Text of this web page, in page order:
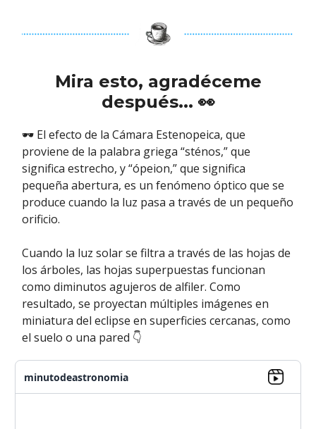
Mira esto, agradéceme
después... 👀
🕶 El efecto de la Cámara Estenopeica, que
proviene de la palabra griega “sténos,” que
significa estrecho, y “ópeion,” que significa
pequeña abertura, es un fenómeno óptico que se
produce cuando la luz pasa a través de un pequeño
orificio.
Cuando la luz solar se filtra a través de las hojas de
los árboles, las hojas superpuestas funcionan
como diminutos agujeros de alfiler. Como
resultado, se proyectan múltiples imágenes en
miniatura del eclipse en superficies cercanas, como
el suelo o una pared 👇
minutodeastronomia